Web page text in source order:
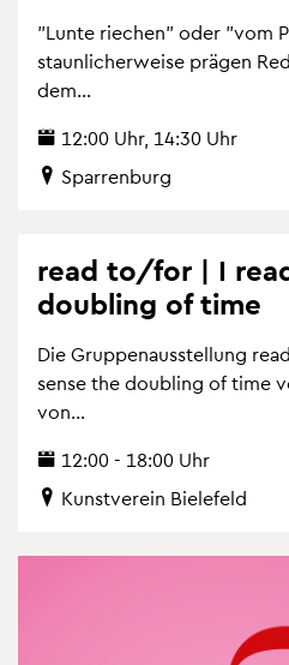
"Lunte rie­chen" oder "vom
staun­li­cher­wei­se prä­gen
dem...
12:00 Uhr, 14:30 Uhr
Spar­ren­burg
read to/for | I
dou­bling of time
Die Grup­pen­aus­stel­lung
sense the dou­bling of time
von...
12:00 - 18:00 Uhr
Kunst­ver­ein Bie­le­feld